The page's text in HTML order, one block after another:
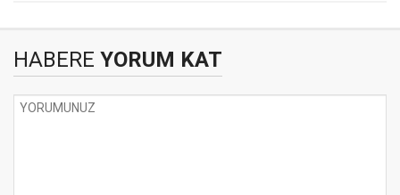
HABERE YORUM KAT